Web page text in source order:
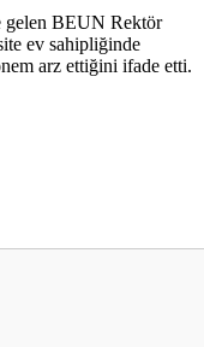
gelen BEUN Rektör
ev sahipliğinde
arz ettiğini ifade etti.